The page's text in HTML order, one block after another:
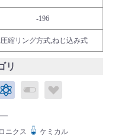
-196
縮リング方式,ねじ込み式
リ
ブリックラボラトリ
エネルギーバイオメディカ
ニクス
ケミカル